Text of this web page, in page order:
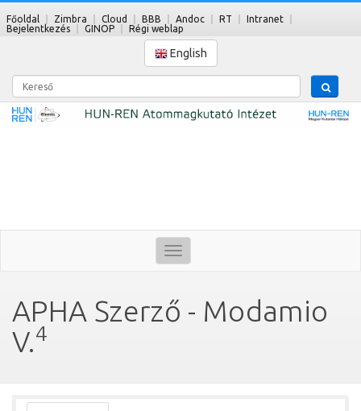
Főoldal Zimbra Cloud BBB Andoc RT
Intranet
Bejelentkezés
GINOP Régi weblap
English
Kereső
Toggle
navigation
APHA Szerző - Modamio
V.4